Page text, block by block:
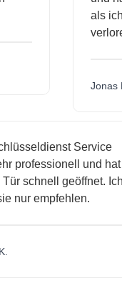
als
Jonas
Service
professionell und hat
schnell geöffnet. Ich
nur empfehlen.